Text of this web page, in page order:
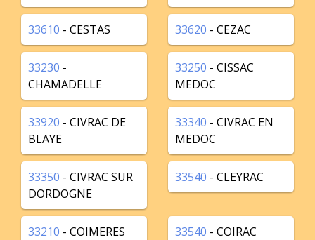
33610 - CESTAS 33620 - CEZAC
33230 -
CHAMADELLE
33250 - CISSAC
MEDOC
33920 - CIVRAC DE
BLAYE
33340 - CIVRAC EN
MEDOC
33350 - CIVRAC SUR
DORDOGNE
33540 - CLEYRAC
33210 - COIMERES 33540 - COIRAC